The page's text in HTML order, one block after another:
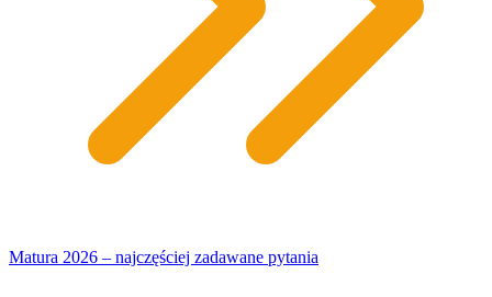
Matura 2026 – najczęściej zadawane pytania